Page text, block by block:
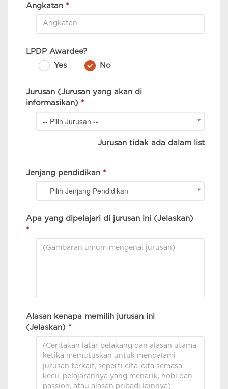
Angkatan *
LPDP Awardee?
Yes
No
Jurusan (Jurusan yang akan di
informasikan) *
-- Pilih Jurusan --
Jurusan tidak ada dalam list
Jenjang pendidikan *
-- Pilih Jenjang Pendidikan --
Apa yang dipelajari di jurusan ini (Jelaskan)
*
Alasan kenapa memilih jurusan ini
(Jelaskan) *